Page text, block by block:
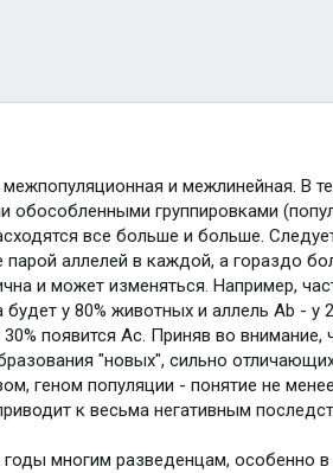
и межлинейная. В
группировками
все больше и больше.
аллелей в каждой, а гораздо
и может изменяться. Например,
у 80% животных и аллель Аb - у
появится Аc. Приняв во
"новых", сильно
геном популяции - понятие не
к весьма негативным
многим разведенцам, особенно в